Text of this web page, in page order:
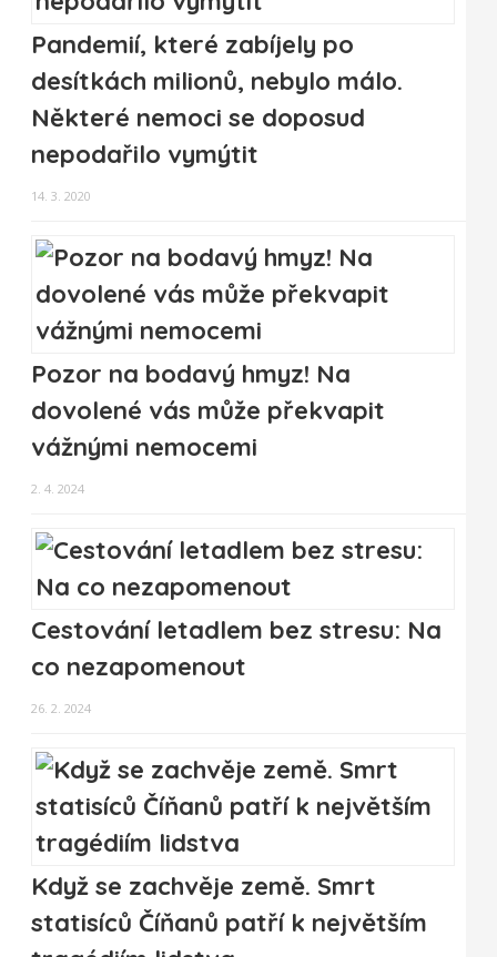
Pandemií, které zabíjely po
desítkách milionů, nebylo málo.
Některé nemoci se doposud
nepodařilo vymýtit
14. 3. 2020
Pozor na bodavý hmyz! Na
dovolené vás může překvapit
vážnými nemocemi
2. 4. 2024
Cestování letadlem bez stresu: Na
co nezapomenout
26. 2. 2024
Když se zachvěje země. Smrt
statisíců Číňanů patří k největším